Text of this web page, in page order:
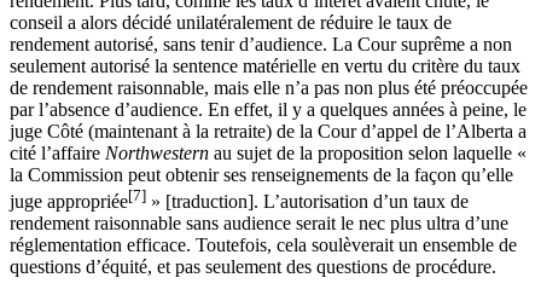
conseil a alors décidé unilatéralement de réduire le taux de
rendement autorisé, sans tenir d’audience. La Cour suprême a non
seulement autorisé la sentence matérielle en vertu du critère du taux
de rendement raisonnable, mais elle n’a pas non plus été préoccupée
par l’absence d’audience. En effet, il y a quelques années à peine, le
juge Côté (maintenant à la retraite) de la Cour d’appel de l’Alberta a
cité l’affaire Northwestern au sujet de la proposition selon laquelle «
la Commission peut obtenir ses renseignements de la façon qu’elle
juge appropriée[7] » [traduction]. L’autorisation d’un taux de
rendement raisonnable sans audience serait le nec plus ultra d’une
réglementation efficace. Toutefois, cela soulèverait un ensemble de
questions d’équité, et pas seulement des questions de procédure.